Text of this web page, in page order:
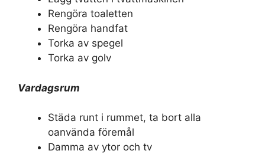
Rengöra toaletten
Rengöra handfat
Torka av spegel
Torka av golv
Vardagsrum
Städa runt i rummet, ta bort alla
oanvända föremål
Damma av ytor och tv